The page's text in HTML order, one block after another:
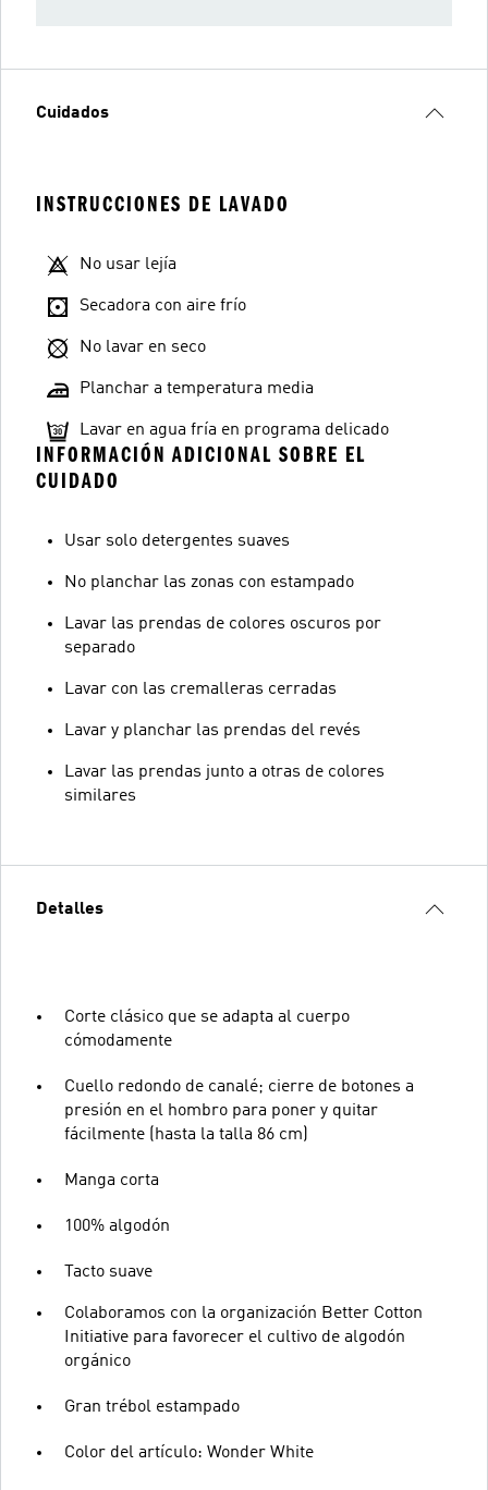
Cuidados
INSTRUCCIONES DE LAVADO
No usar lejía
Secadora con aire frío
No lavar en seco
Planchar a temperatura media
Lavar en agua fría en programa delicado
INFORMACIÓN ADICIONAL SOBRE EL
CUIDADO
Usar solo detergentes suaves
No planchar las zonas con estampado
Lavar las prendas de colores oscuros por
separado
Lavar con las cremalleras cerradas
Lavar y planchar las prendas del revés
Lavar las prendas junto a otras de colores
similares
Detalles
Corte clásico que se adapta al cuerpo
cómodamente
Cuello redondo de canalé; cierre de botones a
presión en el hombro para poner y quitar
fácilmente (hasta la talla 86 cm)
Manga corta
100% algodón
Tacto suave
Colaboramos con la organización Better Cotton
Initiative para favorecer el cultivo de algodón
orgánico
Gran trébol estampado
Color del artículo: Wonder White